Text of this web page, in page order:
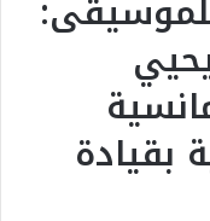
بقيادة